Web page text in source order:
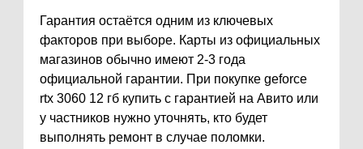
Гарантия остаётся одним из ключевых
факторов при выборе. Карты из официальных
магазинов обычно имеют 2-3 года
официальной гарантии. При покупке geforce
rtx 3060 12 гб купить с гарантией на Авито или
у частников нужно уточнять, кто будет
выполнять ремонт в случае поломки.